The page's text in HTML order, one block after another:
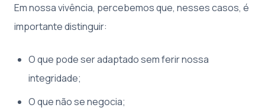
Em nossa vivência, percebemos que, nesses casos, é
importante distinguir:
O que pode ser adaptado sem ferir nossa
integridade;
O que não se negocia;